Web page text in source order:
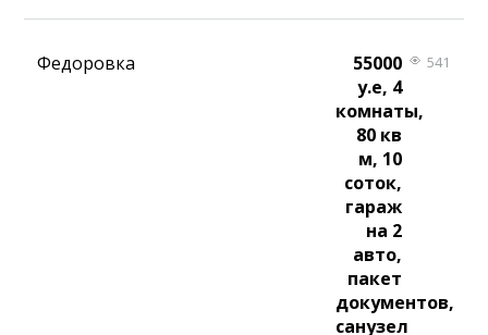
Федоровка
55000
у.е, 4
комнаты,
80 кв
м, 10
соток,
гараж
на 2
авто,
пакет
документов,
санузел
541